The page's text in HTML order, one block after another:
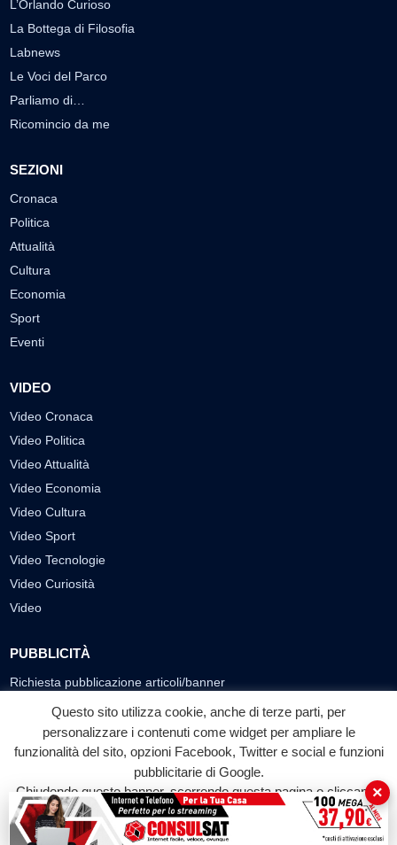
L’Orlando Curioso
La Bottega di Filosofia
Labnews
Le Voci del Parco
Parliamo di…
Ricomincio da me
SEZIONI
Cronaca
Politica
Attualità
Cultura
Economia
Sport
Eventi
VIDEO
Video Cronaca
Video Politica
Video Attualità
Video Economia
Video Cultura
Video Sport
Video Tecnologie
Video Curiosità
Video
PUBBLICITÀ
Richiesta pubblicazione articoli/banner
SEGUICI SUI SOCIAL
f
Facebook
◎ ▶
YouTube
© 2026 LABTV - Tutti i diritti riservati
Questo sito utilizza cookie, anche di terze parti, per
personalizzare i contenuti come widget per ampliare le
funzionalità del sito, opzioni Facebook, Twitter e social e funzioni
pubblicitarie di Google.
Chiudendo questo banner, scorrendo questa pagina o cliccando
su qualunque suo elemento acconsenti all'uso dei cookie.
Accetta
×